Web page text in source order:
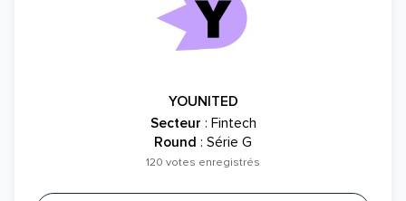
YOUNITED
Secteur : Fintech
Round : Série G
120 votes enregistrés